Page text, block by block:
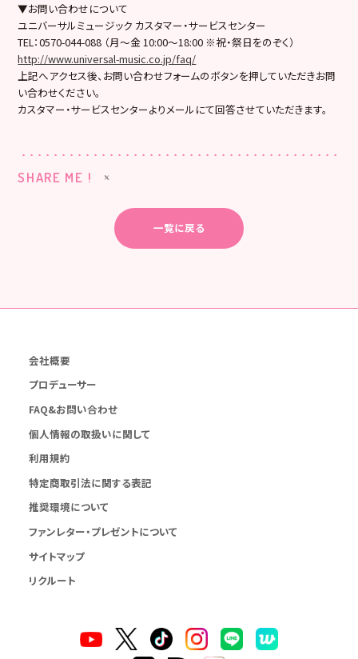
▼お問い合わせについて
ユニバーサルミュージック カスタマー・サービスセンター
TEL：0570-044-088 （月～金 10:00～18:00 ※祝・祭日をのぞく）
http://www.universal-music.co.jp/faq/
上記へアクセス後、お問い合わせフォームのボタンを押していただきお問
い合わせください。
カスタマー・サービスセンターよりメールにて回答させていただきます。
SHARE ME !
一覧に戻る
会社概要
プロデューサー
FAQ&お問い合わせ
個人情報の取扱いに関して
利用規約
特定商取引法に関する表記
推奨環境について
ファンレター・プレゼントについて
サイトマップ
リクルート